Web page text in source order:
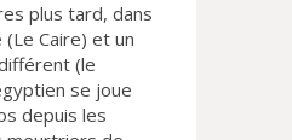
plus tard, dans
Caire) et un
(le
se joue
depuis les